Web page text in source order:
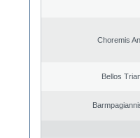
Choremis
Bellos